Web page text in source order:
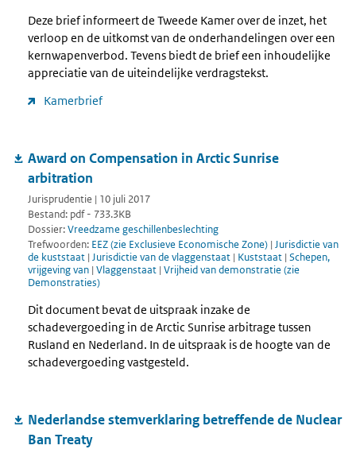
Deze brief informeert de Tweede Kamer over de inzet, het
verloop en de uitkomst van de onderhandelingen over een
kernwapenverbod. Tevens biedt de brief een inhoudelijke
appreciatie van de uiteindelijke verdragstekst.
Kamerbrief
Award on Compensation in Arctic Sunrise
arbitration
Jurisprudentie | 10 juli 2017
Bestand: pdf - 733.3KB
Dossier:Vreedzame geschillenbeslechting
Trefwoorden: EEZ (zie Exclusieve Economische Zone) | Jurisdictie van
de kuststaat | Jurisdictie van de vlaggenstaat | Kuststaat | Schepen,
vrijgeving van | Vlaggenstaat | Vrijheid van demonstratie (zie
Demonstraties)
Dit document bevat de uitspraak inzake de
schadevergoeding in de Arctic Sunrise arbitrage tussen
Rusland en Nederland. In de uitspraak is de hoogte van de
schadevergoeding vastgesteld.
Nederlandse stemverklaring betreffende de Nuclear
Ban Treaty